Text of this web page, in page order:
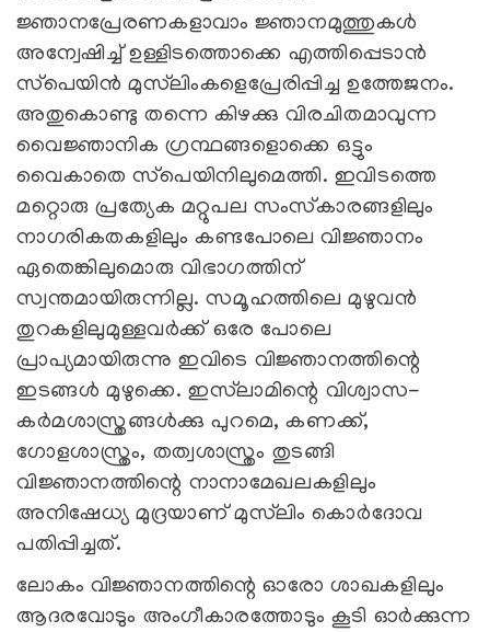
ജ്ഞാനപ്രേരണകളാവാം ജ്ഞാനമുത്തുകള്‍
അന്വേഷിച്ച് ഉള്ളിടത്തൊക്കെ എത്തിപ്പെടാന്‍
സ്‌പെയിന്‍ മുസ്‌ലിംകളെപ്രേരിപ്പിച്ച ഉത്തേജനം.
അതുകൊണ്ടു തന്നെ കിഴക്കു വിരചിതമാവുന്ന
വൈജ്ഞാനിക ഗ്രന്ഥങ്ങളൊക്കെ ഒട്ടും
വൈകാതെ സ്‌പെയിനിലുമെത്തി. ഇവിടത്തെ
മറ്റൊരു പ്രത്യേക മറ്റുപല സംസ്‌കാരങ്ങളിലും
നാഗരികതകളിലും കണ്ടപോലെ വിജ്ഞാനം
ഏതെങ്കിലുമൊരു വിഭാഗത്തിന്
സ്വന്തമായിരുന്നില്ല. സമൂഹത്തിലെ മുഴുവന്‍
തുറകളിലുമുള്ളവര്‍ക്ക് ഒരേ പോലെ
പ്രാപ്യമായിരുന്നു ഇവിടെ വിജ്ഞാനത്തിന്റെ
ഇടങ്ങള്‍ മുഴുക്കെ. ഇസ്‌ലാമിന്റെ വിശ്വാസ-
കര്‍മശാസ്ത്രങ്ങള്‍ക്കു പുറമെ, കണക്ക്,
ഗോളശാസ്ത്രം, തത്വശാസ്ത്രം തുടങ്ങി
വിജ്ഞാനത്തിന്റെ നാനാമേഖലകളിലും
അനിഷേധ്യ മുദ്രയാണ് മുസ്‌ലിം കൊര്‍ദോവ
പതിപ്പിച്ചത്.
ലോകം വിജ്ഞാനത്തിന്റെ ഓരോ ശാഖകളിലും
ആദരവോടും അംഗീകാരത്തോടും കൂടി ഓര്‍ക്കുന്ന